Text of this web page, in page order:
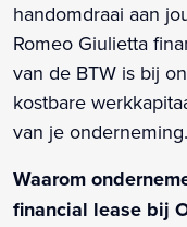
handomdraai aan
Romeo Giulietta
van de BTW is bij
kostbare
van je onderneming.
Waarom
financial lease bij